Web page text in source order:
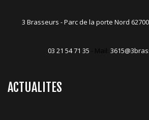
3 Brasseurs - Parc de la porte Nord
03 21 54 71 35 - Mail:
ACTUALITES